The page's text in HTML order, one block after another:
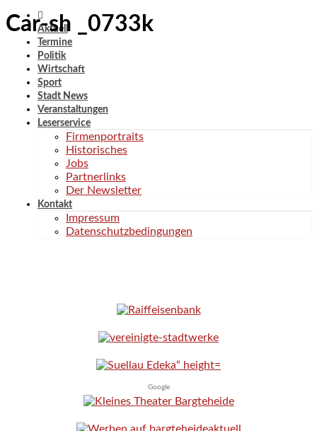
Aktuell
Termine
Politik
Wirtschaft
Sport
Stadt News
Veranstaltungen
Leserservice
Firmenportraits
Historisches
Jobs
Partnerlinks
Der Newsletter
Kontakt
Impressum
Datenschutzbedingungen
Car-sh _0733k
Google